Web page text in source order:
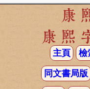
康
康熙
主頁 檢
同文書局版